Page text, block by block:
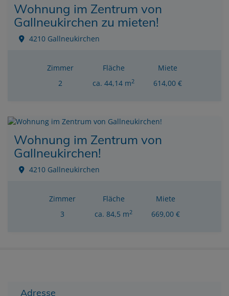
Wohnung im Zentrum von
Gallneukirchen zu mieten!
4210 Gallneukirchen
Zimmer
2
Fläche
ca. 44,14 m2
Miete
614,00 €
Wohnung im Zentrum von
Gallneukirchen!
4210 Gallneukirchen
Zimmer
3
Fläche
ca. 84,5 m2
Miete
669,00 €
Adresse